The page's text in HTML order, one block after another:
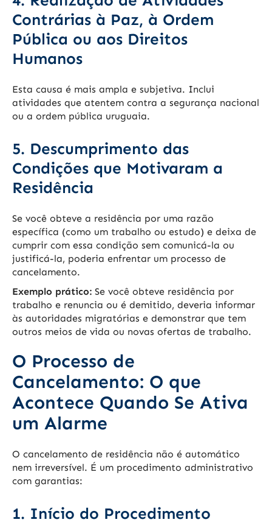
Contrárias à Paz, à Ordem
Pública ou aos Direitos
Humanos
Esta causa é mais ampla e subjetiva. Inclui
atividades que atentem contra a segurança nacional
ou a ordem pública uruguaia.
5. Descumprimento das
Condições que Motivaram a
Residência
Se você obteve a residência por uma razão
específica (como um trabalho ou estudo) e deixa de
cumprir com essa condição sem comunicá-la ou
justificá-la, poderia enfrentar um processo de
cancelamento.
Exemplo prático: Se você obteve residência por
trabalho e renuncia ou é demitido, deveria informar
às autoridades migratórias e demonstrar que tem
outros meios de vida ou novas ofertas de trabalho.
O Processo de
Cancelamento: O que
Acontece Quando Se Ativa
um Alarme
O cancelamento de residência não é automático
nem irreversível. É um procedimento administrativo
com garantias:
1. Início do Procedimento